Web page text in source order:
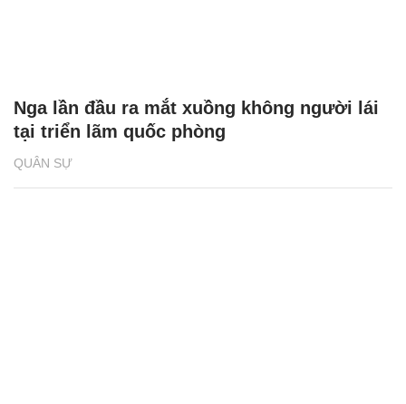
QUÂN SỰ
Nga lần đầu ra mắt xuồng không người lái
tại triển lãm quốc phòng